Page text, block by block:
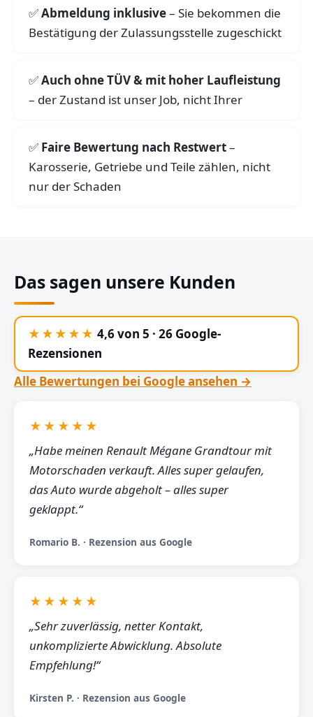
Abmeldung inklusive– Sie bekommen die
Bestätigung der Zulassungsstelle zugeschickt
Auch ohne TÜV & mit hoher Laufleistung
– der Zustand ist unser Job, nicht Ihrer
Faire Bewertung nach Restwert–
Karosserie, Getriebe und Teile zählen, nicht
nur der Schaden
Das sagen unsere Kunden
★★★★★ 4,6 von 5 · 26 Google-
Rezensionen
Alle Bewertungen bei Google ansehen →
★★★★★
„Habe meinen Renault Mégane Grandtour mit
Motorschaden verkauft. Alles super gelaufen,
das Auto wurde abgeholt – alles super
geklappt.“
Romario B. · Rezension aus Google
★★★★★
„Sehr zuverlässig, netter Kontakt,
unkomplizierte Abwicklung. Absolute
Empfehlung!“
Kirsten P. · Rezension aus Google